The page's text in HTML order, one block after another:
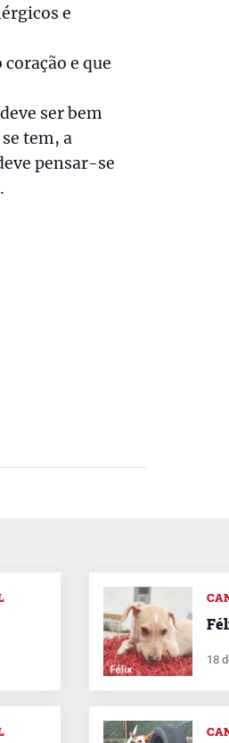
e
e que
ser bem
tem, a
pensar-se
18